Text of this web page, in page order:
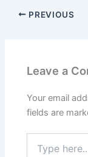
PREVIOUS
Leave a
Your email
fields are
here..